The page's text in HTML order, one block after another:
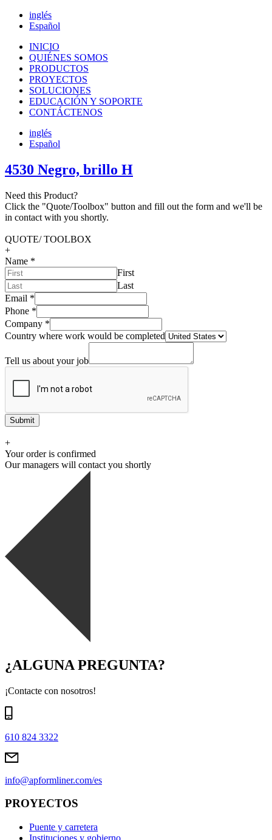
inglés
Español
INICIO
QUIÉNES SOMOS
PRODUCTOS
PROYECTOS
SOLUCIONES
EDUCACIÓN Y SOPORTE
CONTÁCTENOS
inglés
Español
4530 Negro, brillo H
Need this Product?
Click the "Quote/Toolbox" button and fill out the form and we'll be
in contact with you shortly.
QUOTE/ TOOLBOX
+
Name *
First
Last
Email *
Phone *
Company *
Country where work would be completed
Tell us about your job
Submit
+
Your order is confirmed
Our managers will contact you shortly
¿ALGUNA PREGUNTA?
¡Contacte con nosotros!
610 824 3322
info@apformliner.com/es
PROYECTOS
Puente y carretera
Instituciones y gobierno